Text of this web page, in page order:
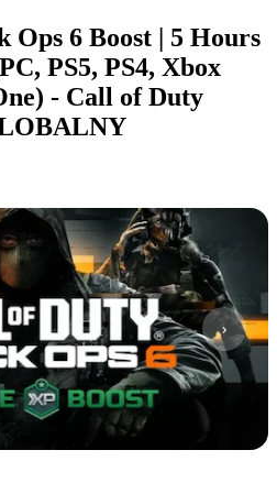
6 Boost | 5 Hours
PS5, PS4, Xbox
- Call of Duty